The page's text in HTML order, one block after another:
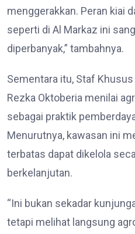
menggerakkan. Peran kiai
seperti di Al Markaz ini
diperbanyak,” tambahnya.
Sementara itu, Staf
Rezka Oktoberia menilai
sebagai praktik
Menurutnya, kawasan ini
terbatas dapat dikelola
berkelanjutan.
“Ini bukan sekadar
tetapi melihat langsung